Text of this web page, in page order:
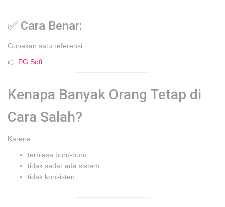
✅ Cara Benar:
Gunakan satu referensi:
👉 PG Soft
Kenapa Banyak Orang Tetap di
Cara Salah?
Karena:
terbiasa buru-buru
tidak sadar ada sistem
tidak konsisten